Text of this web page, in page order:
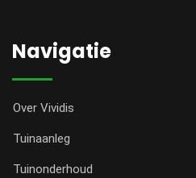
Navigatie
Over Vividis
Tuinaanleg
Tuinonderhoud